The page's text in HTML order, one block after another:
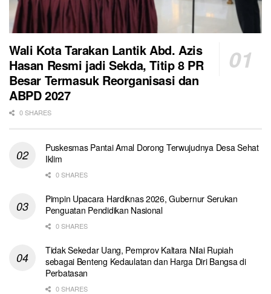
Wali Kota Tarakan Lantik Abd. Azis
Hasan Resmi jadi Sekda, Titip 8 PR
Besar Termasuk Reorganisasi dan
ABPD 2027
0 SHARES
Puskesmas Pantai Amal Dorong Terwujudnya Desa Sehat
Iklim
0 SHARES
Pimpin Upacara Hardiknas 2026, Gubernur Serukan
Penguatan Pendidikan Nasional
0 SHARES
Tidak Sekedar Uang, Pemprov Kaltara Nilai Rupiah
sebagai Benteng Kedaulatan dan Harga Diri Bangsa di
Perbatasan
0 SHARES